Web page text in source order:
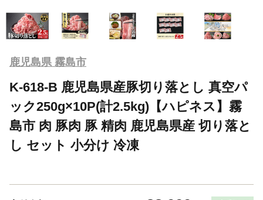
鹿児島県 霧島市
K-618-B 鹿児島県産豚切り落とし 真空パ
ック250g×10P(計2.5kg)【ハピネス】霧
島市 肉 豚肉 豚 精肉 鹿児島県産 切り落と
し セット 小分け 冷凍